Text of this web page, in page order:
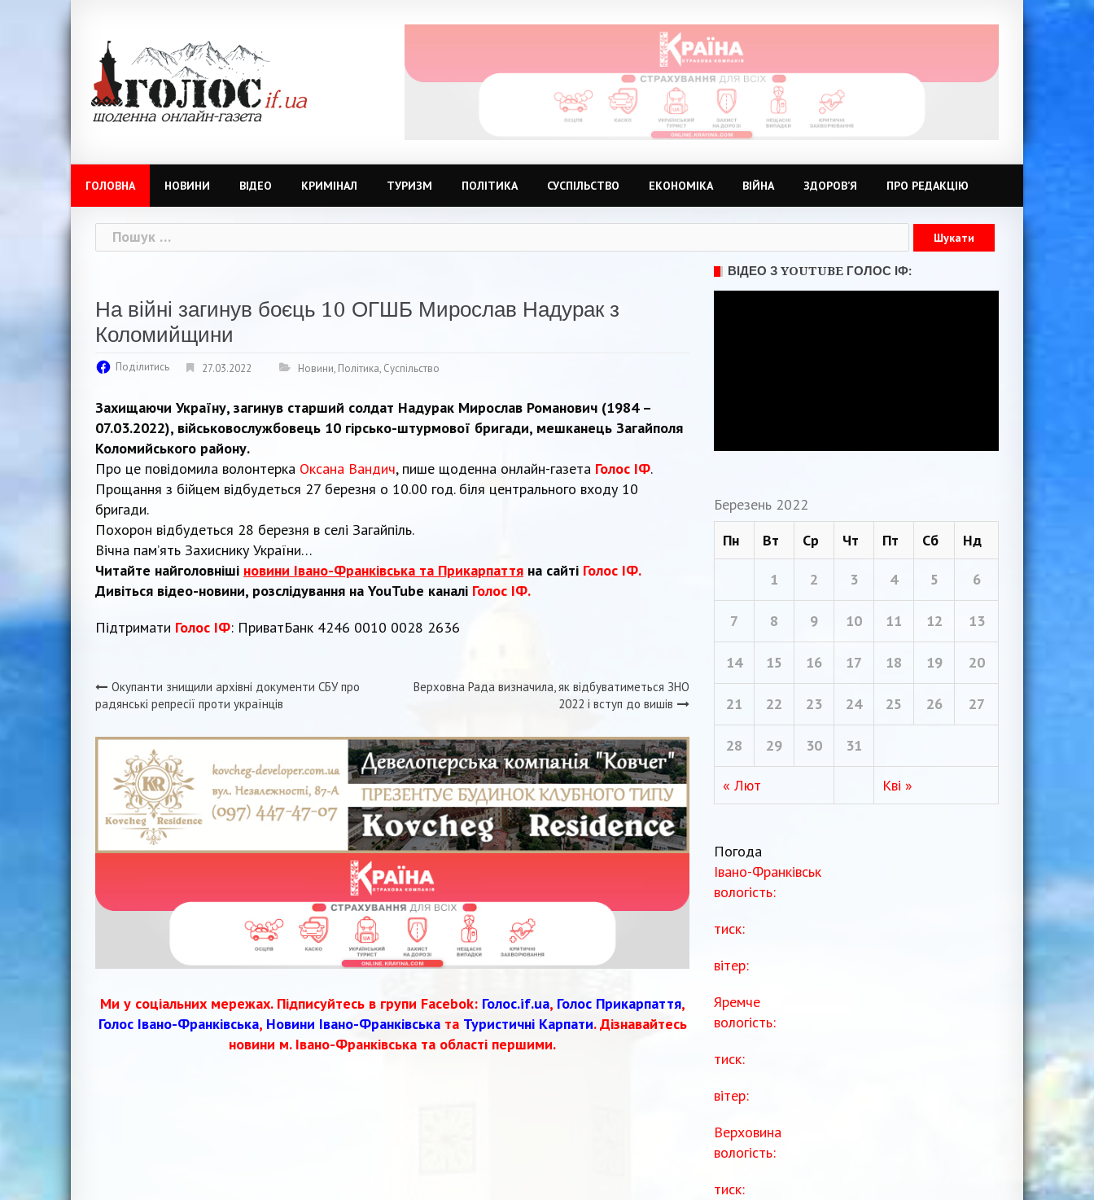
ГОЛОВНА НОВИНИ ВІДЕО КРИМІНАЛ ТУРИЗМ ПОЛІТИКА СУСПІЛЬСТВО ЕКОНОМІКА ВІЙНА ЗДОРОВ’Я ПРО РЕДАКЦІЮ
Пошук:
На війні загинув боєць 10 ОГШБ Мирослав Надурак з
Коломийщини
Поділитись 27.03.2022 Новини, Політика, Суспільство
Захищаючи Україну, загинув старший солдат Надурак Мирослав Романович (1984 –
07.03.2022), військовослужбовець 10 гірсько-штурмової бригади, мешканець Загайполя
Коломийського району.
Про це повідомила волонтерка Оксана Вандич, пише щоденна онлайн-газета Голос ІФ.
Прощання з бійцем відбудеться 27 березня о 10.00 год. біля центрального входу 10
бригади.
Похорон відбудеться 28 березня в селі Загайпіль.
Вічна пам’ять Захиснику України…
Читайте найголовніші новини Івано-Франківська та Прикарпаття на сайті Голос ІФ.
Дивіться відео-новини, розслідування на YouTube каналі Голос ІФ.
Підтримати Голос ІФ: ПриватБанк 4246 0010 0028 2636
Навігація
записів
Окупанти знищили архівні документи СБУ про
радянські репресії проти українців
Верховна Рада визначила, як відбуватиметься ЗНО
2022 і вступ до вишів
Ми у соціальних мережах. Підписуйтесь в групи Facebok: Голос.if.ua, Голос Прикарпаття,
Голос Івано-Франківська, Новини Івано-Франківськата Туристичні Карпати. Дізнавайтесь
новини м. Івано-Франківська та області першими.
ВІДЕО З YOUTUBE ГОЛОС ІФ:
Березень 2022
Пн
Вт Ср Чт Пт Сб Нд
« Лют Кві »
1 2 3 4 5 6
7 8 9 10 11 12 13
14 15 16 17 18 19 20
21 22 23 24 25 26 27
28 29 30 31
Погода
Івано-Франківськ
вологість:
тиск:
вітер:
Яремче
вологість:
тиск:
вітер:
Верховина
вологість:
тиск: